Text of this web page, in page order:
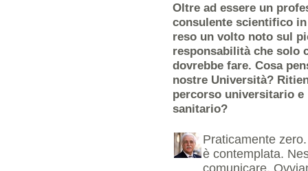
Oltre ad essere un
consulente scientifico
reso un volto noto sul
responsabilità che solo
dovrebbe fare. Cosa
nostre Università?
percorso universitario
sanitario?
Praticamente
è contemplata.
comunicare.